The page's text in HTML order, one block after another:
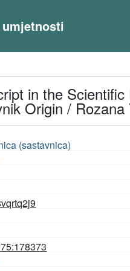
in the
Origin / Rozana
(sastavnica)